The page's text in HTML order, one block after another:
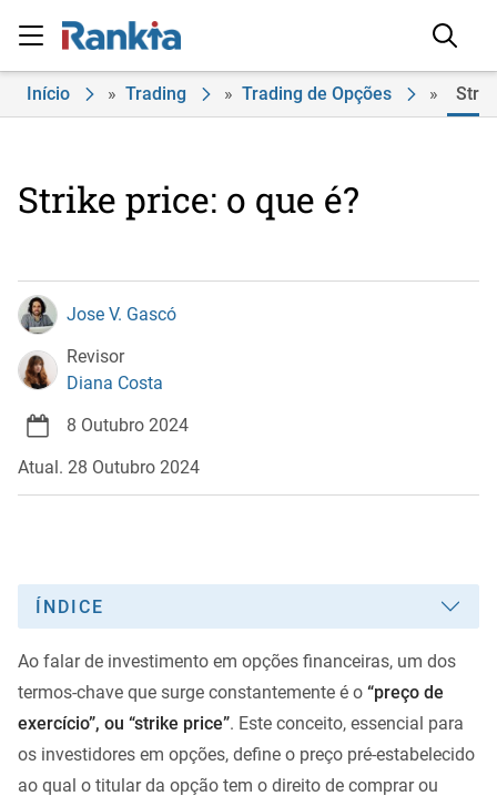
Início » Trading » Trading de Opções »
Strike price: o que é?
Jose V. Gascó
Revisor
Diana Costa
8 Outubro 2024
Atual. 28 Outubro 2024
ÍNDICE
Ao falar de investimento em opções financeiras, um dos
termos-chave que surge constantemente é o “preço de
exercício”, ou “strike price”. Este conceito, essencial para
os investidores em opções, define o preço pré-estabelecido
ao qual o titular da opção tem o direito de comprar ou